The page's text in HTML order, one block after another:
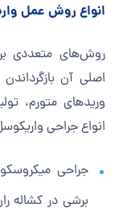
انواع روش عمل
روش‌های متعددی
اصلی آن
وریدهای متورم،
انواع جراحی
جراحی
برشی در کشاله